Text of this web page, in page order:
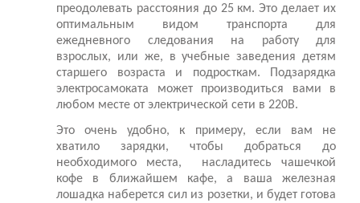
преодолевать расстояния до 25 км. Это делает их
оптимальным видом транспорта для
ежедневного следования на работу для
взрослых, или же, в учебные заведения детям
старшего возраста и подросткам. Подзарядка
электросамоката может производиться вами в
любом месте от электрической сети в 220В.
Это очень удобно, к примеру, если вам не
хватило зарядки, чтобы добраться до
необходимого места, насладитесь чашечкой
кофе в ближайшем кафе, а ваша железная
лошадка наберется сил из розетки, и будет готова